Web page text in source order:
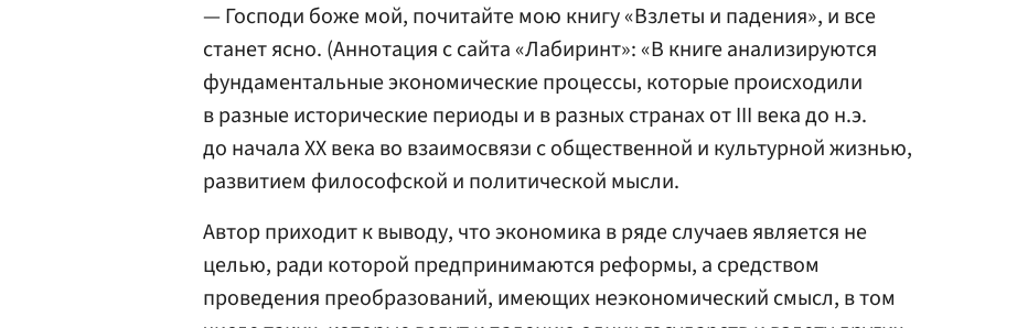
— Господи боже мой, почитайте мою книгу «Взлеты и падения», и все
станет ясно. (Аннотация с сайта «Лабиринт»: «В книге анализируются
фундаментальные экономические процессы, которые происходили
в разные исторические периоды и в разных странах от III века до н.э.
до начала XX века во взаимосвязи с общественной и культурной жизнью,
развитием философской и политической мысли.
Автор приходит к выводу, что экономика в ряде случаев является не
целью, ради которой предпринимаются реформы, а средством
проведения преобразований, имеющих неэкономический смысл, в том